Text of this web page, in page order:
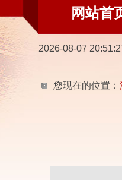
网站首
2026-08-07
您现在的位置：